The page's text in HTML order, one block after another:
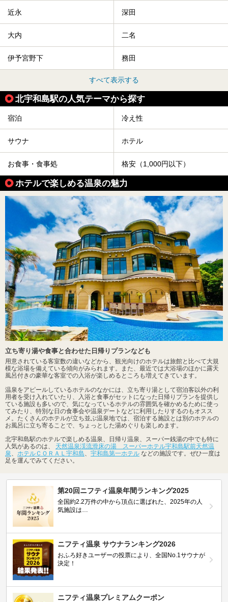
近永 深田
大内 二名
伊予宮野下 務田
すべて表示する
北宇和島駅の人気テーマから探す
宿泊 冷え性
サウナ ホテル
お食事・食事処 格安（1,000円以下）
ホテルで楽しめる温泉の魅力
立ち寄り湯や食事と合わせた日帰りプランなども
用意されている客室数の違いなどから、観光向けのホテルは旅館と比べて大規
模な浴場を備えている傾向がみられます。また、最近では大浴場のほかに露天
風呂付きの豪華な客室での入浴が楽しめるところも増えてきています。
温泉をアピールしているホテルのなかには、立ち寄り湯として宿泊客以外の利
用者を受け入れていたり、入浴と食事がセットになった日帰りプランを提供し
ている施設も多いので、気になっているホテルの雰囲気を確かめるために使っ
てみたり、特別な日の食事会や温泉デートなどに利用したりするのもオスス
メ。たくさんのホテルが立ち並ぶ温泉地では、宿泊する施設とは別のホテルの
お風呂に立ち寄ることで、ちょっとした湯めぐりも楽しめます。
北宇和島駅のホテルで楽しめる温泉、日帰り温泉、スーパー銭湯の中でも特に
人気があるのは、 天然温泉渓流滑床の湯 スーパーホテル宇和島駅前天然温
泉、 ホテルＣＯＲＡＬ宇和島、 宇和島第一ホテル などの施設です。ぜひ一度は
足を運んでみてください。
第20回ニフティ温泉年間ランキング2025
全国約2.2万件の中から頂点に選ばれた、2025年の人
気施設は…
ニフティ温泉 サウナランキング2026
おふろ好きユーザーの投票により、全国No.1サウナが
決定！
ニフティ温泉プレミアムクーポン